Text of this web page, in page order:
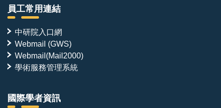
員工常用連結
中研院入口網
Webmail (GWS)
Webmail(Mail2000)
學術服務管理系統
國際學者資訊